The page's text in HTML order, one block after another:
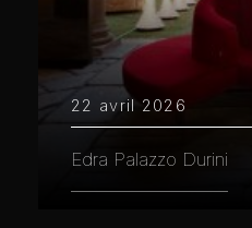
22 avril 2026
Edra Palazzo Durini